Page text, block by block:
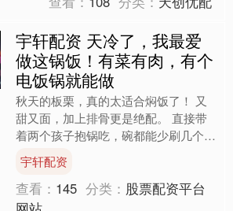
宇轩配资 天冷了，我最爱
做这锅饭！有菜有肉，有个
电饭锅就能做
秋天的板栗，真的太适合焖饭了！ 又
甜又面，加上排骨更是绝配。 直接带
着两个孩子抱锅吃，碗都能少刷几个。
做焖饭一个很大的优势，就是方便偷
懒，步骤比很多大菜都简单....
宇轩配资
查看： 145 分类： 股票配资平台